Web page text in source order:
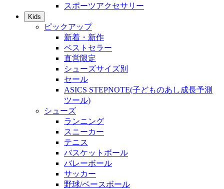
スポーツアクセサリー
Kids
ピックアップ
新着・新作
ベストセラー
直営限定
シューズサイズ別
セール
ASICS STEPNOTE(子どものあし成長予測
ツール)
シューズ
ランニング
スニーカー
テニス
バスケットボール
バレーボール
サッカー
野球/ベースボール